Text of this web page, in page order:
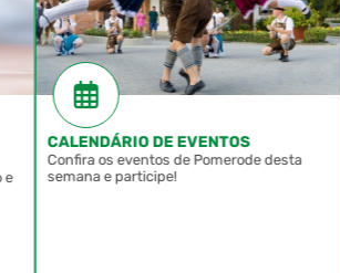
CALENDÁRIO DE EVENTOS
Confira os eventos de Pomerode desta
semana e participe!